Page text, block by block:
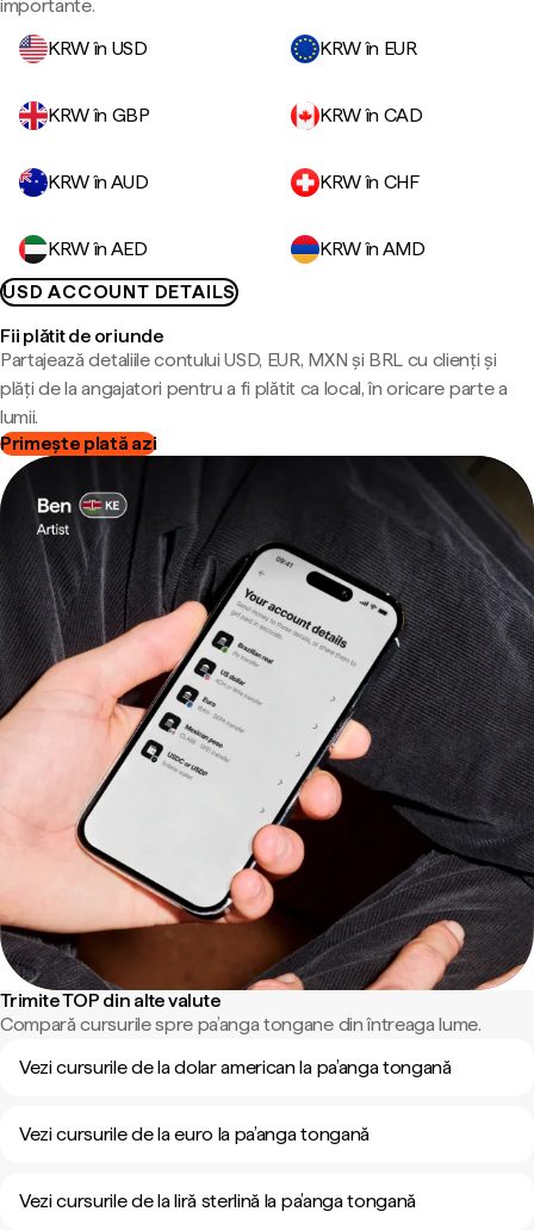
importante.
KRW în USD
KRW în EUR
KRW în GBP KRW în CAD
KRW în AUD KRW în CHF
KRW în AED
KRW în AMD
USD ACCOUNT DETAILS
Fii plătit de oriunde
Partajează detaliile contului USD, EUR, MXN și BRL cu clienți și
plăți de la angajatori pentru a fi plătit ca local, în oricare parte a
lumii.
Primește plată azi
Trimite TOP din alte valute
Compară cursurile spre pa’anga tongane din întreaga lume.
Vezi cursurile de la dolar american la pa’anga tongană
Vezi cursurile de la euro la pa’anga tongană
Vezi cursurile de la liră sterlină la pa’anga tongană